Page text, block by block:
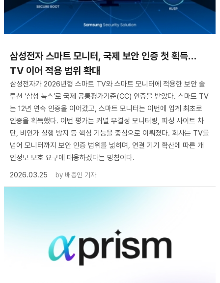
삼성전자 스마트 모니터, 국제 보안 인증 첫 획득…
TV 이어 적용 범위 확대
삼성전자가 2026년형 스마트 TV와 스마트 모니터에 적용한 보안 솔
루션 ‘삼성 녹스’로 국제 공통평가기준(CC) 인증을 받았다. 스마트 TV
는 12년 연속 인증을 이어갔고, 스마트 모니터는 이번에 업계 최초로
인증을 획득했다. 이번 평가는 커널 무결성 모니터링, 피싱 사이트 차
단, 비인가 실행 방지 등 핵심 기능을 중심으로 이뤄졌다. 회사는 TV를
넘어 모니터까지 보안 인증 범위를 넓히며, 연결 기기 확산에 따른 개
인정보 보호 요구에 대응하겠다는 방침이다.
2026.03.25
by 배종인 기자